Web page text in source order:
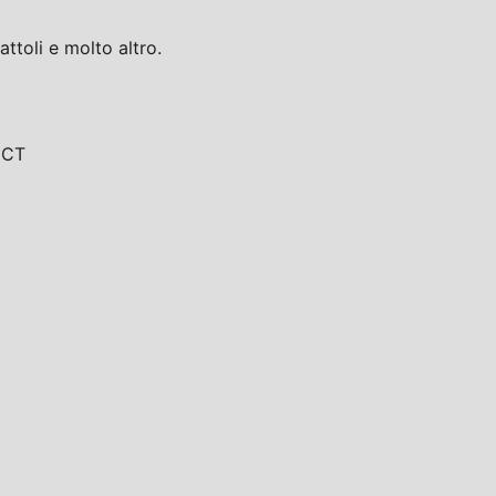
e molto altro.